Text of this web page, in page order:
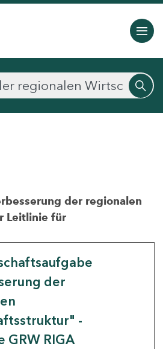
der regionalen
Leitlinie für
der
-
GRW RIGA